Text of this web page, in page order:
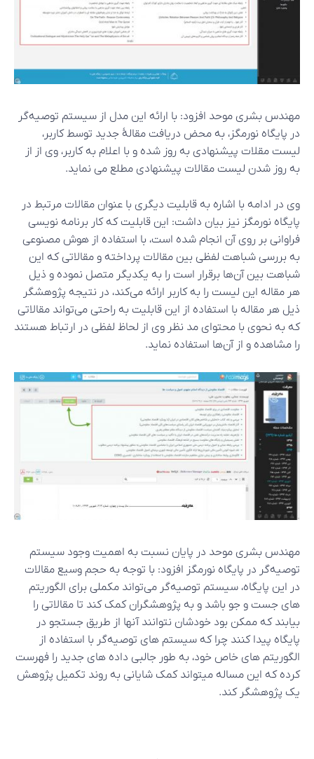
مهندس بشری موحد افزود: با ارائه این مدل از سیستم توصیه‌گر
در پایگاه نورمگز، به محض دریافت مقالۀ جدید توسط کاربر،
لیست مقلات پیشنهادی به روز شده و با اعلام به کاربر، وی از از
به روز شدن لیست مقالات پیشنهادی مطلع می نماید.
وی در ادامه با اشاره به قابلیت دیگری با عنوان مقالات مرتبط در
پایگاه نورمگز نیز بیان داشت: این قابلیت که کار برنامه نویسی
فراوانی بر روی آن انجام شده است، با استفاده از هوش مصنوعی
به بررسی شباهت لفظی بین مقالات پرداخته و مقالاتی که این
شباهت بین آن‌ها برقرار است را به یکدیگر متصل نموده و ذیل
هر مقاله این لیست را به کاربر ارائه می‌کند، در نتیجه پژوهشگر
ذیل هر مقاله با استفاده از این قابلیت به راحتی می‌تواند مقالاتی
که به نحوی با محتوای مد نظر وی از لحاظ لفظی در ارتباط هستند
را مشاهده و از آن‌ها استفاده نماید.
مهندس بشری موحد در پایان نسبت به اهمیت وجود سیستم
توصیه‌گر در پایگاه نورمگز افزود: با توجه به حجم وسیع مقالات
در این پایگاه، سیستم توصیه‌گر می‌تواند مکملی برای الگوریتم
های جست و جو باشد و به پژوهشگران کمک کند تا مقالاتی را
بیابند که ممکن بود خودشان نتوانند آنها از طریق جستجو در
پایگاه پیدا کنند چرا که سیستم های توصیه‌گر با استفاده از
الگوریتم های خاص خود، به طور جالبی داده های جدید را فهرست
کرده که این مساله میتواند کمک شایانی به روند تکمیل پژوهش
یک پژوهشگر کند.